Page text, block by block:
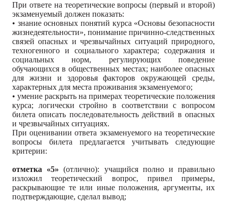
При ответе на теоретические вопросы (первый и второй)
экзаменуемый должен показать:
• знание основных понятий курса «Основы безопасности
жизнедеятельности», понимание причинно-следственных
связей опасных и чрезвычайных ситуаций природного,
техногенного и социального характера; содержания и
социальных норм, регулирующих поведение
обучающихся в общественных местах; наиболее опасных
для жизни и здоровья факторов окружающей среды,
характерных для места проживания экзаменуемого;
• умение раскрыть на примерах теоретические положения
курса; логически стройно в соответствии с вопросом
билета описать последовательность действий в опасных
и чрезвычайных ситуациях.
При оценивании ответа экзаменуемого на теоретические
вопросы билета предлагается учитывать следующие
критерии:
отметка «5»(отлично): учащийся полно и правильно
изложил теоретический вопрос, привел примеры,
раскрывающие те или иные положения, аргументы, их
подтверждающие, сделал вывод;